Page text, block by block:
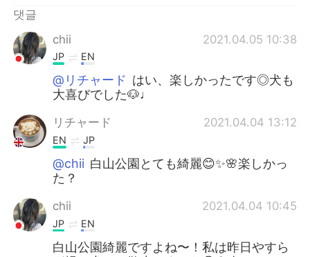
댓글
chii
2021.04.05 10:38
JP EN
@リチャード はい、楽しかったです◎犬も
大喜びでした🐶♩
リチャード 2021.04.04 13:12
EN JP
@chii 白山公園とても綺麗😊✨🌸楽しかっ
た？
chii 2021.04.04 10:45
JP EN
白山公園綺麗ですよね〜！私は昨日やすら